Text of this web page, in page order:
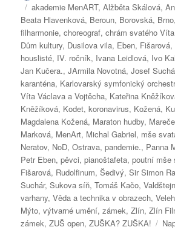
Štítky:
akademie MenART,Alžběta Skálová,
Beata Hlavenková, Beroun, Borovská, Brno
filharmonie,choreograf,chrám svatého Víta
Dům kultury, Dusilova vila, Eben, Fišarová,
houslisté, IV. ročník, Ivana Leidlová, Ivo
Jan Kučera.,JArmila Novotná,Josef
karanténa, Karlovarský symfonický orchestr
Víta Václava a Vojtěcha, Kateřina
Kněžíková, Kodet,koronavirus, Kožená,
Magdalena Kožená, Maraton hudby,
Marková, MenArt, Michal Gabriel, mše
Neratov, NoD,Ostrava,pandemie., Panna
Petr Eben,pěvci,pianoštafeta,poutní mše
Fišarová, Rudolfinum,Šedivý,Sir Simon
Suchár,Sukova síň,Tomáš Kačo,
varhany,Věda a technika v obrazech,
Mýto,výtvarné umění,zámek,Zlín,Zlín
zámek,ZUŠ open,ZUŠKA? ZUŠKA!